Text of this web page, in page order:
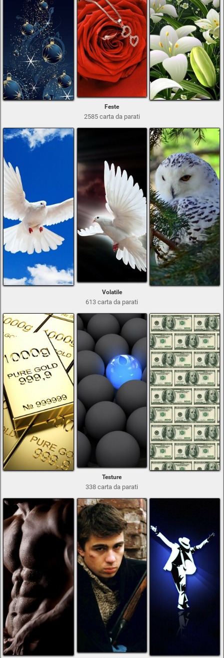
Feste
2585 carta da parati
Volatile
613 carta da parati
Testure
338 carta da parati